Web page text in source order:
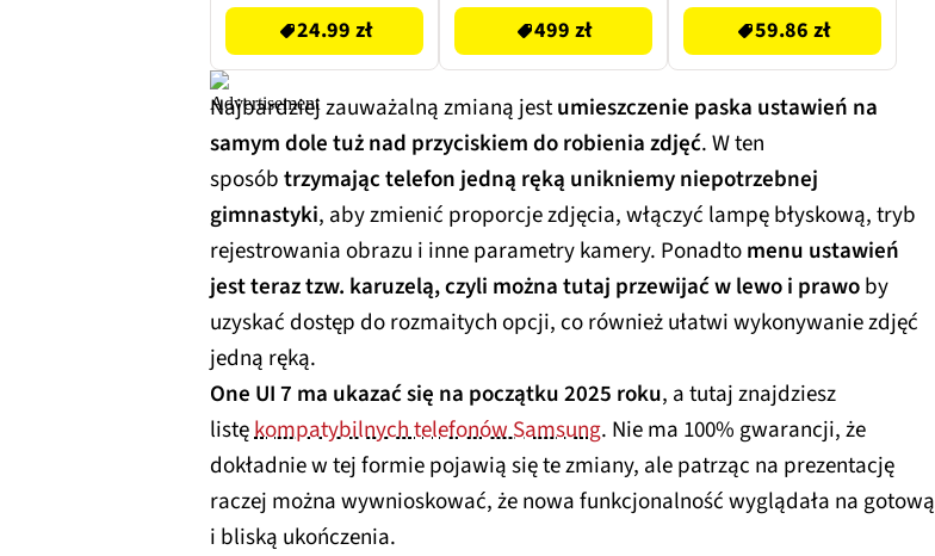
24.99 zł 499 zł 59.86 zł
Najbardziej zauważalną zmianą jestumieszczenie paska ustawień na
samym dole tuż nad przyciskiem do robienia zdjęć. W ten
sposóbtrzymając telefon jedną ręką unikniemy niepotrzebnej
gimnastyki, aby zmienić proporcje zdjęcia, włączyć lampę błyskową, tryb
rejestrowania obrazu i inne parametry kamery. Ponadtomenu ustawień
jest teraz tzw. karuzelą, czyli można tutaj przewijać w lewo i prawoby
uzyskać dostęp do rozmaitych opcji, co również ułatwi wykonywanie zdjęć
jedną ręką.
One UI 7 ma ukazać się na początku 2025 roku, a tutaj znajdziesz
listękompatybilnych telefonów Samsung. Nie ma 100% gwarancji, że
dokładnie w tej formie pojawią się te zmiany, ale patrząc na prezentację
raczej można wywnioskować, że nowa funkcjonalność wyglądała na gotową
i bliską ukończenia.